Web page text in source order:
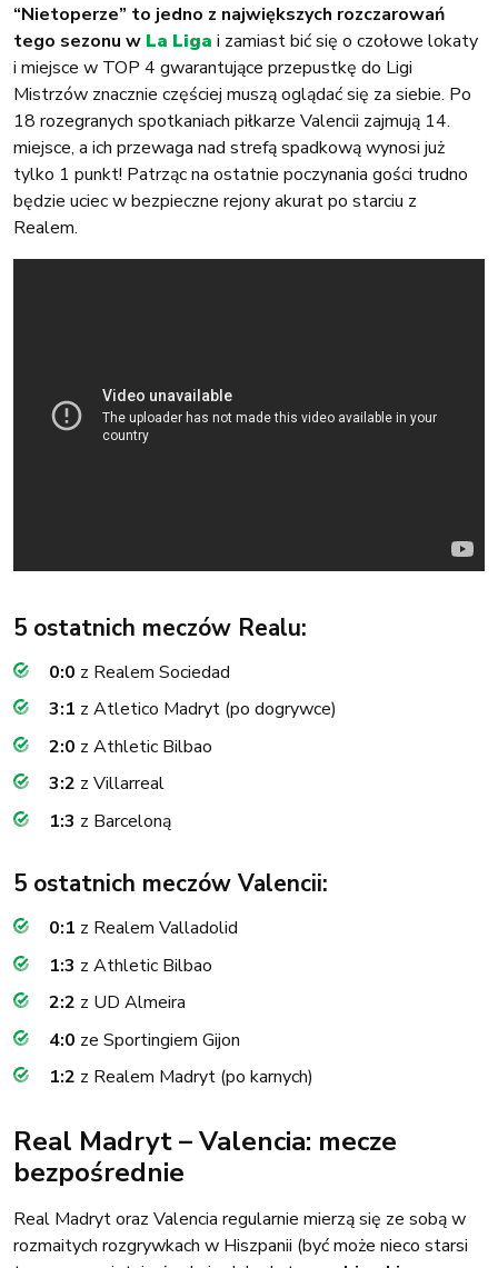
“Nietoperze” to jedno z największych rozczarowań
tego sezonu w La Liga i zamiast bić się o czołowe lokaty
i miejsce w TOP 4 gwarantujące przepustkę do Ligi
Mistrzów znacznie częściej muszą oglądać się za siebie. Po
18 rozegranych spotkaniach piłkarze Valencii zajmują 14.
miejsce, a ich przewaga nad strefą spadkową wynosi już
tylko 1 punkt! Patrząc na ostatnie poczynania gości trudno
będzie uciec w bezpieczne rejony akurat po starciu z
Realem.
5 ostatnich meczów Realu:
0:0 z Realem Sociedad
3:1 z Atletico Madryt (po dogrywce)
2:0 z Athletic Bilbao
3:2 z Villarreal
1:3 z Barceloną
5 ostatnich meczów Valencii:
0:1 z Realem Valladolid
1:3 z Athletic Bilbao
2:2 z UD Almeira
4:0 ze Sportingiem Gijon
1:2 z Realem Madryt (po karnych)
Real Madryt – Valencia: mecze
bezpośrednie
Real Madryt oraz Valencia regularnie mierzą się ze sobą w
rozmaitych rozgrywkach w Hiszpanii (być może nieco starsi